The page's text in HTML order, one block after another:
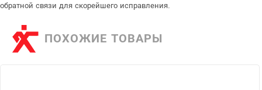
обратной связи для скорейшего исправления.
ПОХОЖИЕ ТОВАРЫ